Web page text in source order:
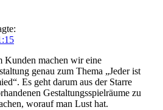
Kunden machen wir eine
genau zum Thema „Jeder ist
Es geht darum aus der Starre
Gestaltungsspielräume zu
worauf man Lust hat.